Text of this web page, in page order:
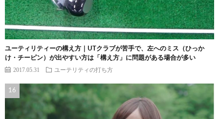
ユーティリティーの構え方｜UTクラブが苦手で、左へのミス（ひっか
け・チーピン）が出やすい方は「構え方」に問題がある場合が多い
2017.05.31 ユーテリティの打ち方